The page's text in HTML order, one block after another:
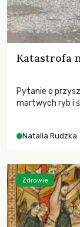
Katastrofa
Pytanie o
martwych ryb i
zdarzeń
Natalia Rudzka
Zdrowie